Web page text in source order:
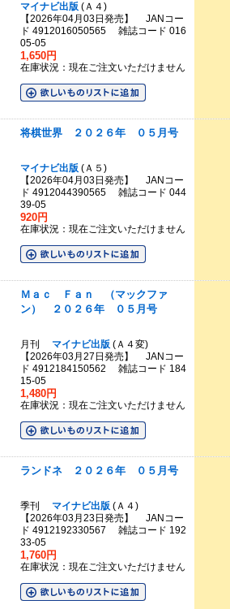
マイナビ出版(Ａ４)
【2026年04月03日発売】 JANコー
ド 4912016050565 雑誌コード 016
05-05
1,650円
在庫状況：現在ご注文いただけません
将棋世界 ２０２６年 ０５月号
マイナビ出版(Ａ５)
【2026年04月03日発売】 JANコー
ド 4912044390565 雑誌コード 044
39-05
920円
在庫状況：現在ご注文いただけません
Ｍａｃ Ｆａｎ （マックファ
ン） ２０２６年 ０５月号
月刊 マイナビ出版(Ａ４変)
【2026年03月27日発売】 JANコー
ド 4912184150562 雑誌コード 184
15-05
1,480円
在庫状況：現在ご注文いただけません
ランドネ ２０２６年 ０５月号
季刊 マイナビ出版(Ａ４)
【2026年03月23日発売】 JANコー
ド 4912192330567 雑誌コード 192
33-05
1,760円
在庫状況：現在ご注文いただけません